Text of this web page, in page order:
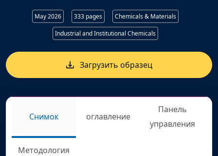
May 2026 333 pages Chemicals & Materials
Industrial and Institutional Chemicals
Загрузить образец
Снимок оглавление
Панель
управления
Методология